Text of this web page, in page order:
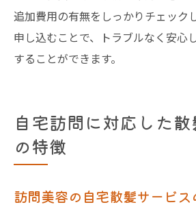
追加費用の有無をしっかりチェック
申し込むことで、トラブルなく安心
することができます。
自宅訪問に対応した
の特徴
訪問美容の自宅散髪サービ